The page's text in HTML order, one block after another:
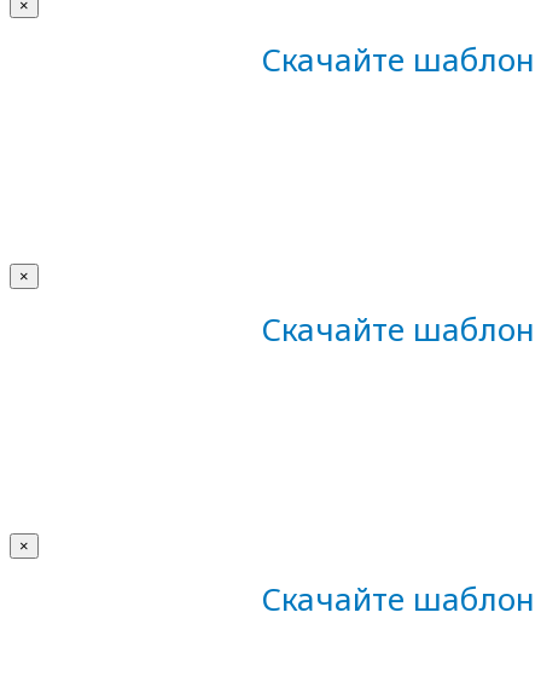
×
Скачайте
×
Скачайте
×
Скачайте